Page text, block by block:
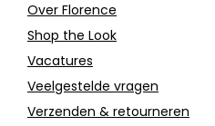
Over Florence
Shop the Look
Vacatures
Veelgestelde vragen
Verzenden & retourneren